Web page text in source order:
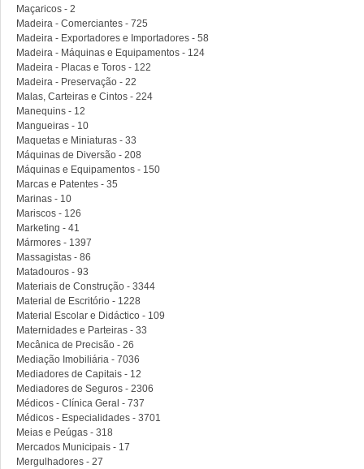
Maçaricos - 2
Madeira - Comerciantes - 725
Madeira - Exportadores e Importadores - 58
Madeira - Máquinas e Equipamentos - 124
Madeira - Placas e Toros - 122
Madeira - Preservação - 22
Malas, Carteiras e Cintos - 224
Manequins - 12
Mangueiras - 10
Maquetas e Miniaturas - 33
Máquinas de Diversão - 208
Máquinas e Equipamentos - 150
Marcas e Patentes - 35
Marinas - 10
Mariscos - 126
Marketing - 41
Mármores - 1397
Massagistas - 86
Matadouros - 93
Materiais de Construção - 3344
Material de Escritório - 1228
Material Escolar e Didáctico - 109
Maternidades e Parteiras - 33
Mecânica de Precisão - 26
Mediação Imobiliária - 7036
Mediadores de Capitais - 12
Mediadores de Seguros - 2306
Médicos - Clínica Geral - 737
Médicos - Especialidades - 3701
Meias e Peúgas - 318
Mercados Municipais - 17
Mergulhadores - 27